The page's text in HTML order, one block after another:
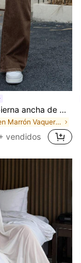
DAZY Jeans de pierna ancha de mezclilla cruda azul marino con diseño de parche para hombres en otoño
en Marrón Vaqueros de hombre
vendidos